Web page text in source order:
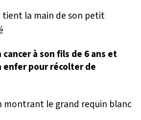
à son fils de 6 ans et
pour récolter de